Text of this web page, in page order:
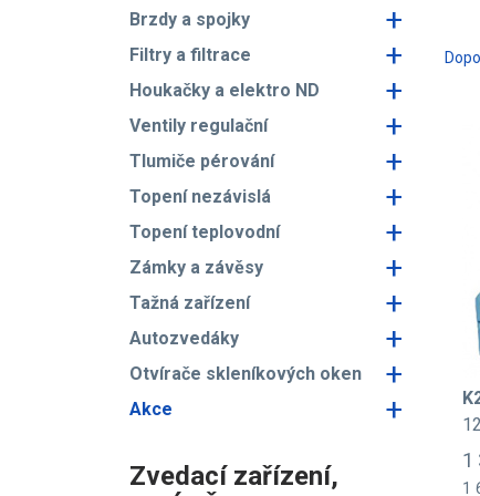
Brzdy a spojky +
Filtry a filtrace +
Houkačky a elektro ND +
Ventily regulační +
Tlumiče pérování +
Topení nezávislá +
Topení teplovodní +
Zámky a závěsy +
Tažná zařízení +
Autozvedáky +
Otvírače skleníkových oken +
Akce +
Zvedací zařízení,
1
1